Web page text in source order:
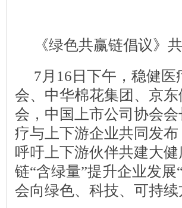
《绿色共赢链倡议》
7月16日下午，稳健
会、中华棉花集团、京
会，中国上市公司协会
疗与上下游企业共同发
呼吁上下游伙伴共建大
链“含绿量”提升企业发
会向绿色、科技、可持续